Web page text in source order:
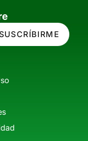
SUSCRÍBIRME